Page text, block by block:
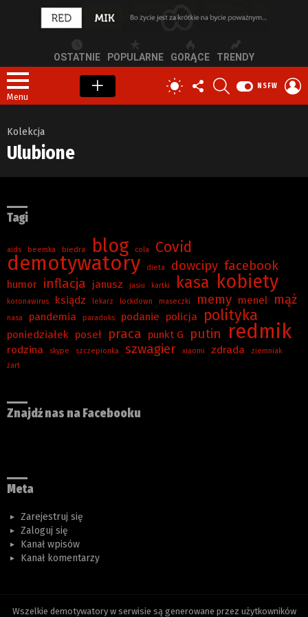
OSTATNIE POPULARNE GORĄCE TRENDY
Menu
PRZEŁĄCZ
SKÓRKĘ
OBSERWUJ
NAS
NSFW
Kolekcja
Ulubione
Tagi
aids beemka biedra blog cola Covid
demotywatory dieta dowcipy facebook
humor inflacja janusz jasiu kartki kasa kobiety
koronawirus ksiądz lekarz lockdown maseczki memy menel mąż
nasa pandemia paradoks podanie policja polityka
poniedziałek poseł praca punkt G putin redmik
rodzina skype szczepionka szwagier xiaomi zdrada
ziemniak
żart
Znajdź nas na Facebooku
Meta
Zarejestruj się
Zaloguj się
Kanał wpisów
Kanał komentarzy
Wszelkie demotywatory w serwisie są generowane przez użytkowników